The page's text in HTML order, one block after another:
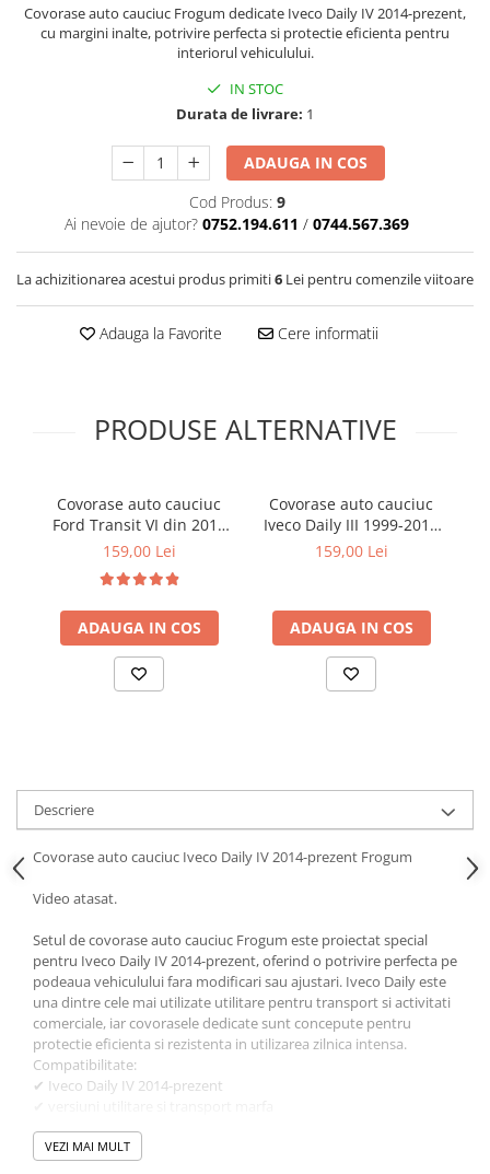
Carcasa Cheie Mercedes Benz
Carcasa Cheie Opel
Carcasa Cheie Toyota
Carcasa Cheie Volkswagen
Huse Volan Auto
Huse Volan cu Ac si Ata
Huse Volan din Piele Ecologica
Huse Volan Piele Naturala
Odorizante Auto
Ornamente Auto
Ornamente Pedale Auto
Ornamente Protectie Portiera
Ornamente Schimbator Viteza
Prelate Auto
Stergatoare Parbriz
Suporti Numar Inmatriculare
Suporti Pahar Auto
Suporti Telefon Auto
Tetiera Auto
COVORASE AUTO
Covorase BMW
Covorase auto cauciuc Frogum dedicate Iveco Daily IV 2014-prezent,
cu margini inalte, potrivire perfecta si protectie eficienta pentru
interiorul vehiculului.
IN STOC
Durata de livrare: 1
ADAUGA IN COS
Cod Produs: 9
Ai nevoie de ajutor? 0752.194.611 / 0744.567.369
La achizitionarea acestui produs primiti6 Lei pentru comenzile viitoare
Adauga la Favorite Cere informatii
PRODUSE ALTERNATIVE
Covorase auto cauciuc
Ford Transit VI din 2018
(dupa facelift) - 2023
159,00 Lei
ADAUGA IN COS
Covorase auto cauciuc
Iveco Daily III 1999-2014
Frogum
159,00 Lei
ADAUGA IN COS
Descriere
Covorase auto cauciuc Iveco Daily IV 2014-prezent Frogum
Video atasat.
Setul de covorase auto cauciuc Frogum este proiectat special
pentru Iveco Daily IV 2014-prezent, oferind o potrivire perfecta pe
podeaua vehiculului fara modificari sau ajustari. Iveco Daily este
una dintre cele mai utilizate utilitare pentru transport si activitati
comerciale, iar covorasele dedicate sunt concepute pentru
protectie eficienta si rezistenta in utilizarea zilnica intensa.
Compatibilitate:
✔ Iveco Daily IV 2014-prezent
✔ compatibilitate dedicata generatiei Daily IV
Designul dedicat urmareste forma exacta a interiorului, asigurand
VEZI MAI MULT